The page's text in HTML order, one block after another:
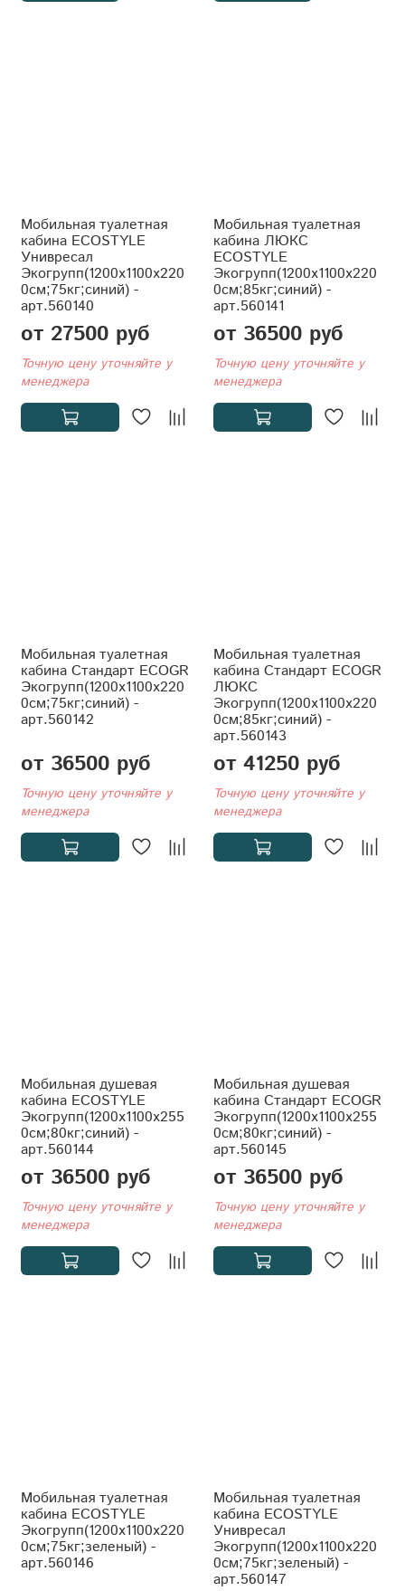
Мобильная туалетная
кабина ECOSTYLE
Унивресал
Экогрупп(1200x1100x220
0см;75кг;синий) -
арт.560140
от 27500 руб
Точную цену уточняйте у
менеджера
Мобильная туалетная
кабина ЛЮКС
ECOSTYLE
Экогрупп(1200x1100x220
0см;85кг;синий) -
арт.560141
от 36500 руб
Точную цену уточняйте у
менеджера
Мобильная туалетная
кабина Стандарт ECOGR
Экогрупп(1200x1100x220
0см;75кг;синий) -
арт.560142
от 36500 руб
Точную цену уточняйте у
менеджера
Мобильная туалетная
кабина Стандарт ECOGR
ЛЮКС
Экогрупп(1200x1100x220
0см;85кг;синий) -
арт.560143
от 41250 руб
Точную цену уточняйте у
менеджера
Мобильная душевая
кабина ECOSTYLE
Экогрупп(1200x1100x255
0см;80кг;синий) -
арт.560144
от 36500 руб
Точную цену уточняйте у
менеджера
Мобильная душевая
кабина Стандарт ECOGR
Экогрупп(1200x1100x255
0см;80кг;синий) -
арт.560145
от 36500 руб
Точную цену уточняйте у
менеджера
Мобильная туалетная
кабина ECOSTYLE
Экогрупп(1200x1100x220
0см;75кг;зеленый) -
арт.560146
Мобильная туалетная
кабина ECOSTYLE
Унивресал
Экогрупп(1200x1100x220
0см;75кг;зеленый) -
арт.560147